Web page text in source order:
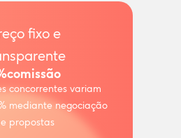
fixo e
comissão
concorrentes variam
mediante negociação
propostas